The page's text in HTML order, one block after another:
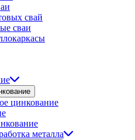
свай
сваи
цинкование
металла